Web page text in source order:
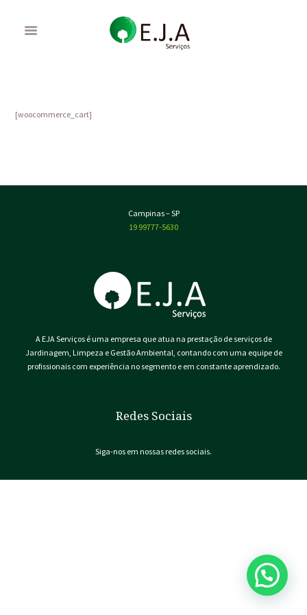
[woocommerce_cart]
Campinas – SP
19 99777-5630
A EJA Serviços é uma empresa que atua na prestação de serviços de
Jardinagem, Limpeza e Gestão Ambiental, contando com uma equipe de
profissionais com experiência no segmento e em constante aprendizado.
Redes Sociais
Siga-nos em nossas redes sociais.